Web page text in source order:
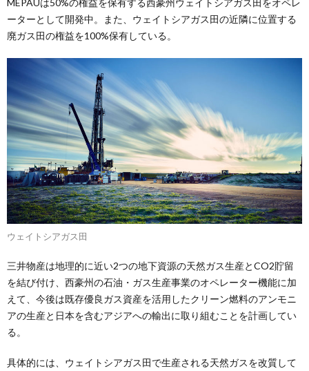
ーターとして開発中。また、ウェイトシアガス田の近隣に位置する
廃ガス田の権益を100%保有している。
ウェイトシアガス田
三井物産は地理的に近い2つの地下資源の天然ガス生産とCO2貯留
を結び付け、西豪州の石油・ガス生産事業のオペレーター機能に加
えて、今後は既存優良ガス資産を活用したクリーン燃料のアンモニ
アの生産と日本を含むアジアへの輸出に取り組むことを計画してい
る。
具体的には、ウェイトシアガス田で生産される天然ガスを改質して